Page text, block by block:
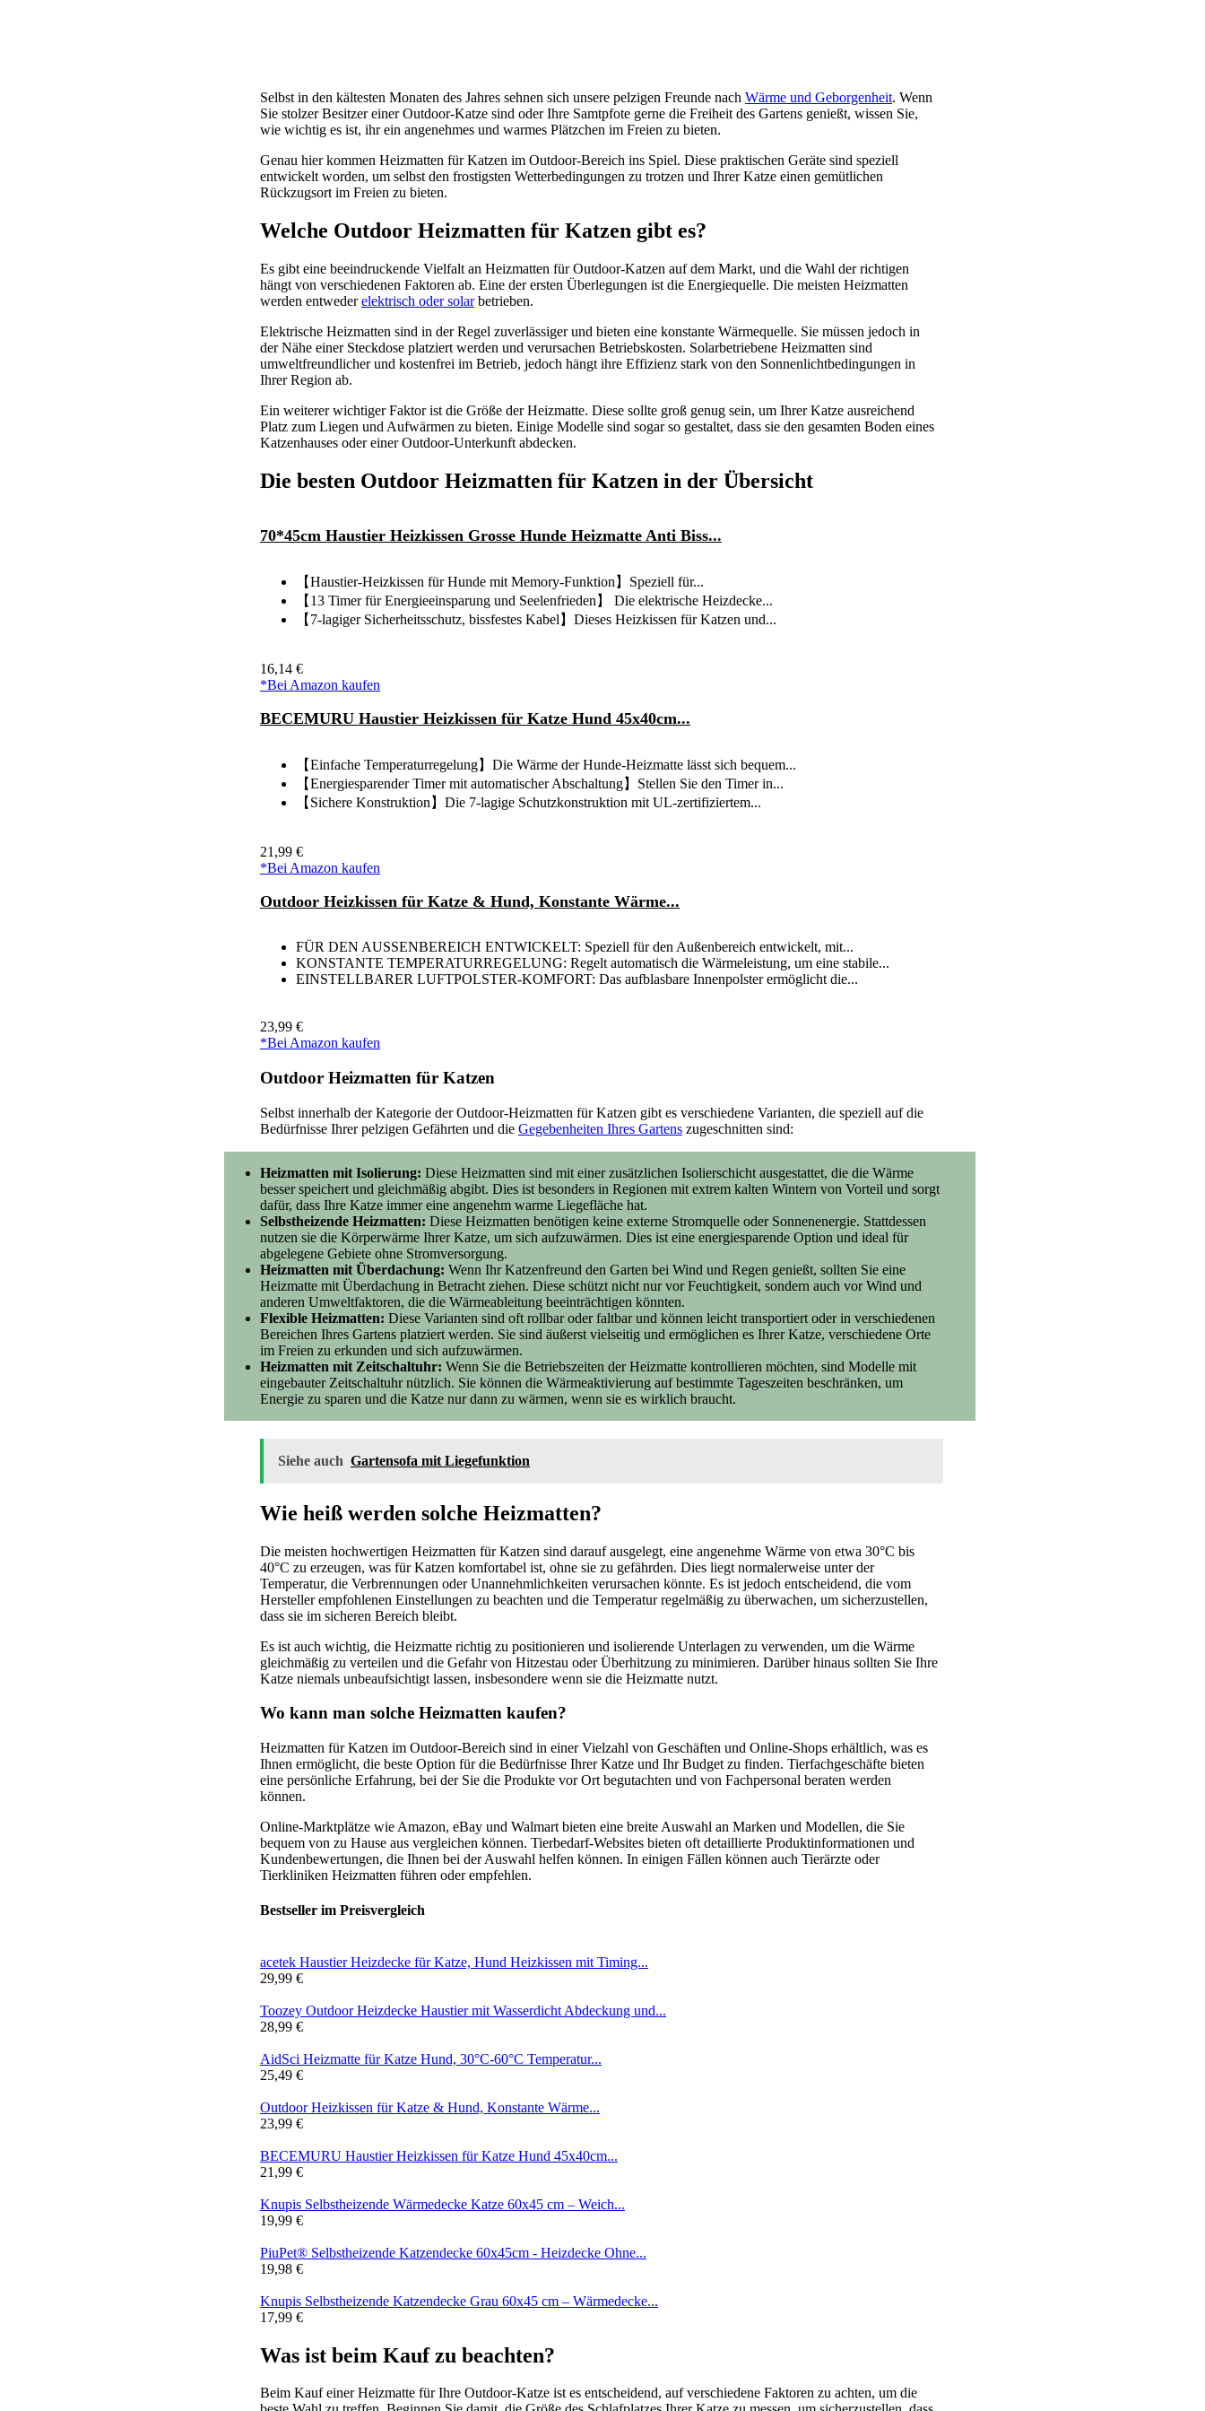
Selbst in den kältesten Monaten des Jahres sehnen sich unsere pelzigen Freunde nach Wärme und Geborgenheit. Wenn
Sie stolzer Besitzer einer Outdoor-Katze sind oder Ihre Samtpfote gerne die Freiheit des Gartens genießt, wissen Sie,
wie wichtig es ist, ihr ein angenehmes und warmes Plätzchen im Freien zu bieten.
Genau hier kommen Heizmatten für Katzen im Outdoor-Bereich ins Spiel. Diese praktischen Geräte sind speziell
entwickelt worden, um selbst den frostigsten Wetterbedingungen zu trotzen und Ihrer Katze einen gemütlichen
Rückzugsort im Freien zu bieten.
Welche Outdoor Heizmatten für Katzen gibt es?
Es gibt eine beeindruckende Vielfalt an Heizmatten für Outdoor-Katzen auf dem Markt, und die Wahl der richtigen
hängt von verschiedenen Faktoren ab. Eine der ersten Überlegungen ist die Energiequelle. Die meisten Heizmatten
werden entwederelektrisch oder solarbetrieben.
Elektrische Heizmatten sind in der Regel zuverlässiger und bieten eine konstante Wärmequelle. Sie müssen jedoch in
der Nähe einer Steckdose platziert werden und verursachen Betriebskosten. Solarbetriebene Heizmatten sind
umweltfreundlicher und kostenfrei im Betrieb, jedoch hängt ihre Effizienz stark von den Sonnenlichtbedingungen in
Ihrer Region ab.
Ein weiterer wichtiger Faktor ist die Größe der Heizmatte. Diese sollte groß genug sein, um Ihrer Katze ausreichend
Platz zum Liegen und Aufwärmen zu bieten. Einige Modelle sind sogar so gestaltet, dass sie den gesamten Boden eines
Katzenhauses oder einer Outdoor-Unterkunft abdecken.
Die besten Outdoor Heizmatten für Katzen in der Übersicht
70*45cm Haustier Heizkissen Grosse Hunde Heizmatte Anti Biss...
【Haustier-Heizkissen für Hunde mit Memory-Funktion】Speziell für...
【13 Timer für Energieeinsparung und Seelenfrieden】 Die elektrische Heizdecke...
【7-lagiger Sicherheitsschutz, bissfestes Kabel】Dieses Heizkissen für Katzen und...
16,14 €
*Bei Amazon kaufen
BECEMURU Haustier Heizkissen für Katze Hund 45x40cm...
【Einfache Temperaturregelung】Die Wärme der Hunde-Heizmatte lässt sich bequem...
【Energiesparender Timer mit automatischer Abschaltung】Stellen Sie den Timer in...
【Sichere Konstruktion】Die 7-lagige Schutzkonstruktion mit UL-zertifiziertem...
21,99 €
*Bei Amazon kaufen
Outdoor Heizkissen für Katze & Hund, Konstante Wärme...
FÜR DEN AUSSENBEREICH ENTWICKELT: Speziell für den Außenbereich entwickelt, mit...
KONSTANTE TEMPERATURREGELUNG: Regelt automatisch die Wärmeleistung, um eine stabile...
EINSTELLBARER LUFTPOLSTER-KOMFORT: Das aufblasbare Innenpolster ermöglicht die...
23,99 €
*Bei Amazon kaufen
Outdoor Heizmatten für Katzen
Selbst innerhalb der Kategorie der Outdoor-Heizmatten für Katzen gibt es verschiedene Varianten, die speziell auf die
Bedürfnisse Ihrer pelzigen Gefährten und die Gegebenheiten Ihres Gartens zugeschnitten sind:
Heizmatten mit Isolierung: Diese Heizmatten sind mit einer zusätzlichen Isolierschicht ausgestattet, die die Wärme
besser speichert und gleichmäßig abgibt. Dies ist besonders in Regionen mit extrem kalten Wintern von Vorteil und sorgt
dafür, dass Ihre Katze immer eine angenehm warme Liegefläche hat.
Selbstheizende Heizmatten: Diese Heizmatten benötigen keine externe Stromquelle oder Sonnenenergie. Stattdessen
nutzen sie die Körperwärme Ihrer Katze, um sich aufzuwärmen. Dies ist eine energiesparende Option und ideal für
abgelegene Gebiete ohne Stromversorgung.
Heizmatten mit Überdachung: Wenn Ihr Katzenfreund den Garten bei Wind und Regen genießt, sollten Sie eine
Heizmatte mit Überdachung in Betracht ziehen. Diese schützt nicht nur vor Feuchtigkeit, sondern auch vor Wind und
anderen Umweltfaktoren, die die Wärmeableitung beeinträchtigen könnten.
Flexible Heizmatten: Diese Varianten sind oft rollbar oder faltbar und können leicht transportiert oder in verschiedenen
Bereichen Ihres Gartens platziert werden. Sie sind äußerst vielseitig und ermöglichen es Ihrer Katze, verschiedene Orte
im Freien zu erkunden und sich aufzuwärmen.
Heizmatten mit Zeitschaltuhr: Wenn Sie die Betriebszeiten der Heizmatte kontrollieren möchten, sind Modelle mit
eingebauter Zeitschaltuhr nützlich. Sie können die Wärmeaktivierung auf bestimmte Tageszeiten beschränken, um
Energie zu sparen und die Katze nur dann zu wärmen, wenn sie es wirklich braucht.
Siehe auch Gartensofa mit Liegefunktion
Wie heiß werden solche Heizmatten?
Die meisten hochwertigen Heizmatten für Katzen sind darauf ausgelegt, eine angenehme Wärme von etwa 30°C bis
40°C zu erzeugen, was für Katzen komfortabel ist, ohne sie zu gefährden. Dies liegt normalerweise unter der
Temperatur, die Verbrennungen oder Unannehmlichkeiten verursachen könnte. Es ist jedoch entscheidend, die vom
Hersteller empfohlenen Einstellungen zu beachten und die Temperatur regelmäßig zu überwachen, um sicherzustellen,
dass sie im sicheren Bereich bleibt.
Es ist auch wichtig, die Heizmatte richtig zu positionieren und isolierende Unterlagen zu verwenden, um die Wärme
gleichmäßig zu verteilen und die Gefahr von Hitzestau oder Überhitzung zu minimieren. Darüber hinaus sollten Sie Ihre
Katze niemals unbeaufsichtigt lassen, insbesondere wenn sie die Heizmatte nutzt.
Wo kann man solche Heizmatten kaufen?
Heizmatten für Katzen im Outdoor-Bereich sind in einer Vielzahl von Geschäften und Online-Shops erhältlich, was es
Ihnen ermöglicht, die beste Option für die Bedürfnisse Ihrer Katze und Ihr Budget zu finden. Tierfachgeschäfte bieten
eine persönliche Erfahrung, bei der Sie die Produkte vor Ort begutachten und von Fachpersonal beraten werden
können.
Online-Marktplätze wie Amazon, eBay und Walmart bieten eine breite Auswahl an Marken und Modellen, die Sie
bequem von zu Hause aus vergleichen können. Tierbedarf-Websites bieten oft detaillierte Produktinformationen und
Kundenbewertungen, die Ihnen bei der Auswahl helfen können. In einigen Fällen können auch Tierärzte oder
Tierkliniken Heizmatten führen oder empfehlen.
Bestseller im Preisvergleich
acetek Haustier Heizdecke für Katze, Hund Heizkissen mit Timing...
29,99 €
Toozey Outdoor Heizdecke Haustier mit Wasserdicht Abdeckung und...
28,99 €
AidSci Heizmatte für Katze Hund, 30°C-60°C Temperatur...
25,49 €
Outdoor Heizkissen für Katze & Hund, Konstante Wärme...
23,99 €
BECEMURU Haustier Heizkissen für Katze Hund 45x40cm...
21,99 €
Knupis Selbstheizende Wärmedecke Katze 60x45 cm – Weich...
19,99 €
PiuPet® Selbstheizende Katzendecke 60x45cm - Heizdecke Ohne...
19,98 €
Knupis Selbstheizende Katzendecke Grau 60x45 cm – Wärmedecke...
17,99 €
Was ist beim Kauf zu beachten?
Beim Kauf einer Heizmatte für Ihre Outdoor-Katze ist es entscheidend, auf verschiedene Faktoren zu achten, um die